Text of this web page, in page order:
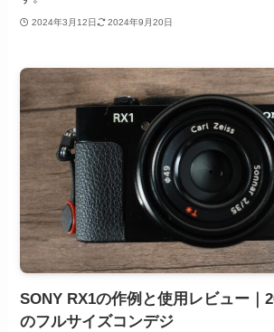
2024年3月12日 2024年9月20日
SONY RX1の作例と使用レビュー｜
のフルサイズコンデジ